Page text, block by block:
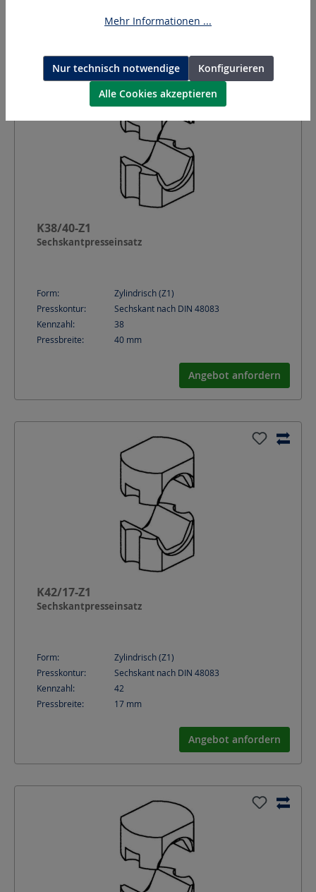
K38/40-Z1
Sechskantpresseinsatz
Form:
Zylindrisch (Z1)
Presskontur:
Sechskant nach DIN 48083
Kennzahl:
38
Pressbreite:
40 mm
Angebot anfordern
K42/17-Z1
Sechskantpresseinsatz
Form:
Zylindrisch (Z1)
Presskontur:
Sechskant nach DIN 48083
Kennzahl:
42
Pressbreite:
17 mm
Angebot anfordern
Mehr Informationen ...
Nur technisch notwendige
Konfigurieren
Alle Cookies akzeptieren